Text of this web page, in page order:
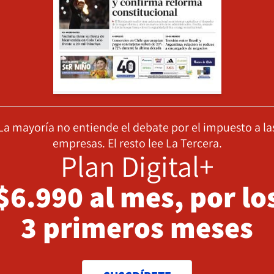
mayoría no entiende el debate por el impuesto a
empresas. El resto lee La Tercera.
Plan Digital+
al mes, por
3 primeros meses